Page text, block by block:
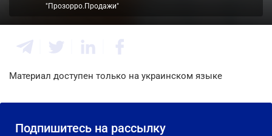
"Прозорро.Продажи"
Материал доступен только на украинском языке
Подпишитесь на рассылку